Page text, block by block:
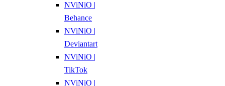
NViNiO |
Behance
NViNiO |
Deviantart
NViNiO |
TikTok
NViNiO |